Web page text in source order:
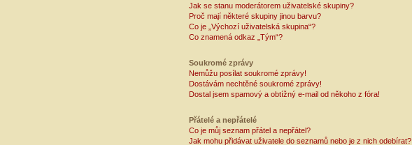
Jak se stanu moderátorem uživatelské skupiny?
Proč mají některé skupiny jinou barvu?
Co je „Výchozí uživatelská skupina“?
Co znamená odkaz „Tým“?
Soukromé zprávy
Nemůžu posílat soukromé zprávy!
Dostávám nechtěné soukromé zprávy!
Dostal jsem spamový a obtížný e-mail od někoho z fóra!
Přátelé a nepřátelé
Co je můj seznam přátel a nepřátel?
Jak mohu přidávat uživatele do seznamů nebo je z nich odebírat?